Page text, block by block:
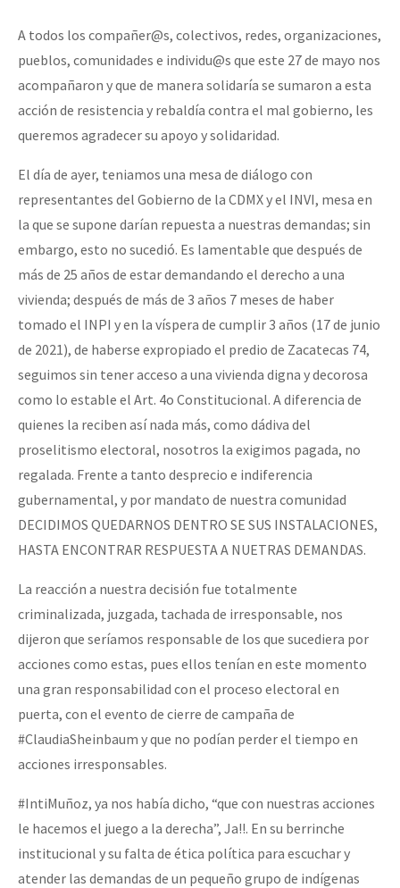
La Sexta
AutonomÍa y Resistencia
Megaproyectos
Migración
Presos
Mujeres
Niñxs
ETIQUETAS
MULTIMEDIA
Audio
Fotorreportaje
Video
Otras secciones
Semillero Guerra contra la Humanidad. (Las poblaciones y
la naturaleza bajo asedio)
Libros para descargar
Medios Libres
COVID-19
Eventos
Contacto
Dia 1: Encontro “Guerra contra a Humanidade”
[CDMX – 20 julio] Jornadas globales por la libertad de Jesús
“Sonhando a Terra do Bem Virá” se publica no Estado Espanhol
Se o México sabe, que o mundo saiba! Nossas lutas pela
[25 abr – CDMX] Tokín por el CNI: 30 años de Resistencia y
A todos los compañer@s, colectivos, redes, organizaciones,
pueblos, comunidades e individu@s que este 27 de mayo nos
acompañaron y que de manera solidaría se sumaron a esta
acción de resistencia y rebaldía contra el mal gobierno, les
queremos agradecer su apoyo y solidaridad.
El día de ayer, teniamos una mesa de diálogo con
representantes del Gobierno de la CDMX y el INVI, mesa en
la que se supone darían repuesta a nuestras demandas; sin
embargo, esto no sucedió. Es lamentable que después de
más de 25 años de estar demandando el derecho a una
vivienda; después de más de 3 años 7 meses de haber
tomado el INPI y en la víspera de cumplir 3 años (17 de junio
de 2021), de haberse expropiado el predio de Zacatecas 74,
seguimos sin tener acceso a una vivienda digna y decorosa
como lo estable el Art. 4o Constitucional. A diferencia de
quienes la reciben así nada más, como dádiva del
proselitismo electoral, nosotros la exigimos pagada, no
regalada. Frente a tanto desprecio e indiferencia
gubernamental, y por mandato de nuestra comunidad
DECIDIMOS QUEDARNOS DENTRO SE SUS INSTALACIONES,
HASTA ENCONTRAR RESPUESTA A NUETRAS DEMANDAS.
La reacción a nuestra decisión fue totalmente
criminalizada, juzgada, tachada de irresponsable, nos
dijeron que seríamos responsable de los que sucediera por
acciones como estas, pues ellos tenían en este momento
una gran responsabilidad con el proceso electoral en
puerta, con el evento de cierre de campaña de
#ClaudiaSheinbaum y que no podían perder el tiempo en
acciones irresponsables.
#IntiMuñoz, ya nos había dicho, “que con nuestras acciones
le hacemos el juego a la derecha”, Ja!!. En su berrinche
institucional y su falta de ética política para escuchar y
atender las demandas de un pequeño grupo de indígenas